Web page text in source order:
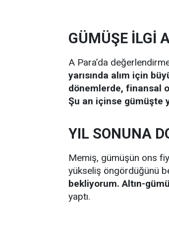
GÜMÜŞE İLGİ
A Para’da
yarısında alım için
dönemlerde, finansal
Şu an içinse gümüşte
YIL SONUNA
Memiş, gümüşün ons
yükseliş öngördüğünü
bekliyorum. Altın-
yaptı.